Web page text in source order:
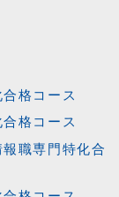
格コース
格コース
職専門特化合